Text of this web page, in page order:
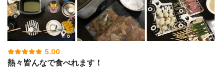
5.00
熱々皆んなで食べれます！